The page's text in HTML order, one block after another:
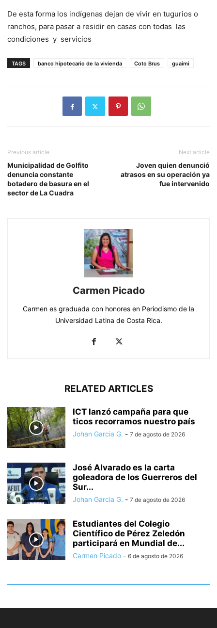
De esta forma los indígenas dejan de vivir en tugurios o
ranchos, para pasar a residir en casas con todas las
condiciones y servicios
TAGS banco hipotecario de la vivienda Coto Brus guaimi
Previous article
Municipalidad de Golfito
denuncia constante
botadero de basura en el
sector de La Cuadra
Next article
Joven quien denunció
atrasos en su operación ya
fue intervenido
Carmen Picado
Carmen es graduada con honores en Periodismo de la
Universidad Latina de Costa Rica.
RELATED ARTICLES
ICT lanzó campaña para que
ticos recorramos nuestro país
Johan Garcia G. - 7 de agosto de 2026
José Alvarado es la carta
goleadora de los Guerreros del
Sur...
Johan Garcia G. - 7 de agosto de 2026
Estudiantes del Colegio
Científico de Pérez Zeledón
participará en Mundial de...
Carmen Picado - 6 de agosto de 2026